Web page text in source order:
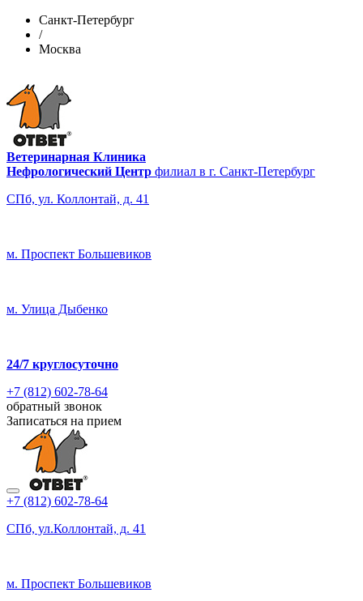
Санкт-Петербург
/
Москва
Ветеринарная Клиника
Нефрологический Центр филиал в г. Санкт-Петербург
СПб, ул. Коллонтай, д. 41
м. Проспект Большевиков
м. Улица Дыбенко
24/7 круглосуточно
+7 (812) 602-78-64
обратный звонок
Записаться на прием
+7 (812) 602-78-64
СПб, ул.Коллонтай, д. 41
м. Проспект Большевиков